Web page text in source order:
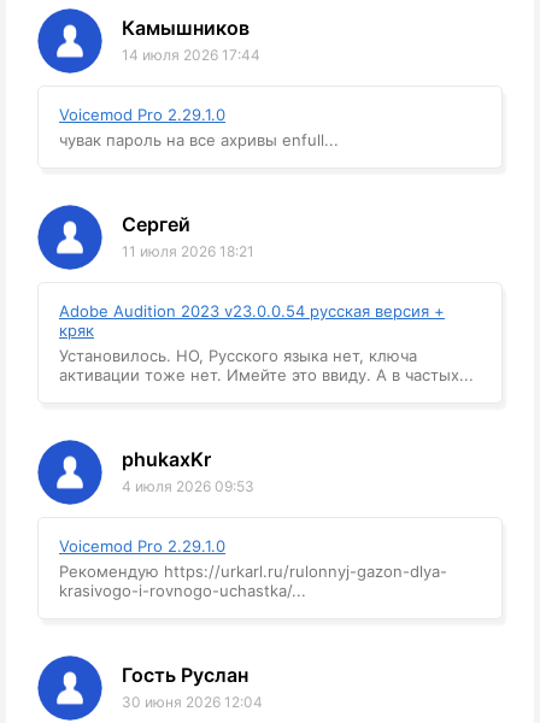
Камышников
14 июля 2026 17:44
Voicemod Pro 2.29.1.0
чувак пароль на все ахривы enfull...
Сергей
11 июля 2026 18:21
Adobe Audition 2023 v23.0.0.54 русская версия +
кряк
Установилось. НО, Русского языка нет, ключа
активации тоже нет. Имейте это ввиду. А в частых...
phukaxKr
4 июля 2026 09:53
Voicemod Pro 2.29.1.0
Рекомендую https://urkarl.ru/rulonnyj-gazon-dlya-
krasivogo-i-rovnogo-uchastka/...
Гость Руслан
30 июня 2026 12:04